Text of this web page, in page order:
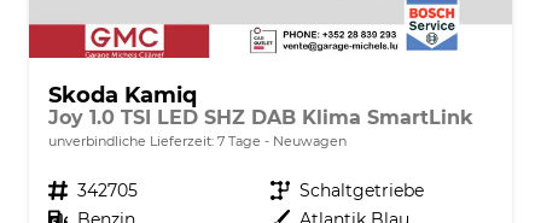
Skoda Kamiq
Joy 1.0 TSI LED SHZ DAB Klima SmartLink
unverbindliche Lieferzeit: 7 Tage Neuwagen
Fahrzeugnr. 342705 Getriebe Schaltgetriebe